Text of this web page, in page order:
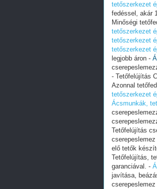
tetőszerkezet
fedéssel, akár
Minőségi
tetőszerkezet
tetőszerkezet
tetőszerkezet
legjobb áron -
- Tetőfelújítás
Azonnal
tetőszerkezet
Ácsmunkák,
Tetőfelújítás
elő tetők
Tetőfelújítás,
garanciával. -
javítása,